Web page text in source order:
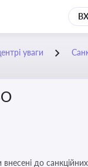
уваги
внесені до